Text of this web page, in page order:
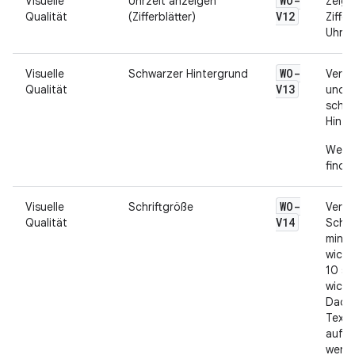
Qualität
(Zifferblätter)
V12
Visuelle
Qualität
Schwarzer Hintergrund
WO-
V13
und
Visuelle
Qualität
Schriftgröße
WO-
V14
10
Text
auf